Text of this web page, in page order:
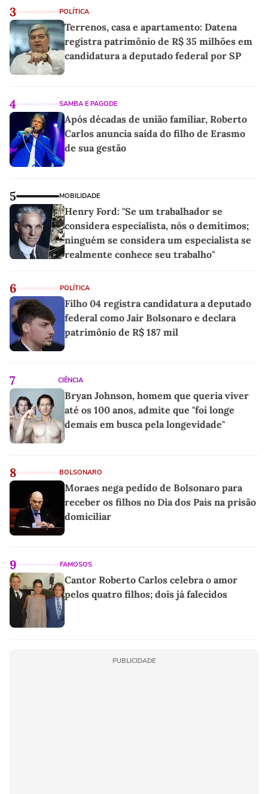
3 POLÍTICA
Terrenos, casa e apartamento: Datena
registra patrimônio de R$ 35 milhões em
candidatura a deputado federal por SP
4 SAMBA E PAGODE
Após décadas de união familiar, Roberto
Carlos anuncia saída do filho de Erasmo
de sua gestão
5 MOBILIDADE
Henry Ford: "Se um trabalhador se
considera especialista, nós o demitimos;
ninguém se considera um especialista se
realmente conhece seu trabalho"
6 POLÍTICA
Filho 04 registra candidatura a deputado
federal como Jair Bolsonaro e declara
patrimônio de R$ 187 mil
7 CIÊNCIA
Bryan Johnson, homem que queria viver
até os 100 anos, admite que "foi longe
demais em busca pela longevidade"
8 BOLSONARO
Moraes nega pedido de Bolsonaro para
receber os filhos no Dia dos Pais na prisão
domiciliar
9 FAMOSOS
Cantor Roberto Carlos celebra o amor
pelos quatro filhos; dois já falecidos
PUBLICIDADE